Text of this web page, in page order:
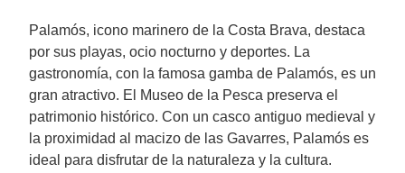
Palamós, icono marinero de la Costa Brava, destaca
por sus playas, ocio nocturno y deportes. La
gastronomía, con la famosa gamba de Palamós, es un
gran atractivo. El Museo de la Pesca preserva el
patrimonio histórico. Con un casco antiguo medieval y
la proximidad al macizo de las Gavarres, Palamós es
ideal para disfrutar de la naturaleza y la cultura.